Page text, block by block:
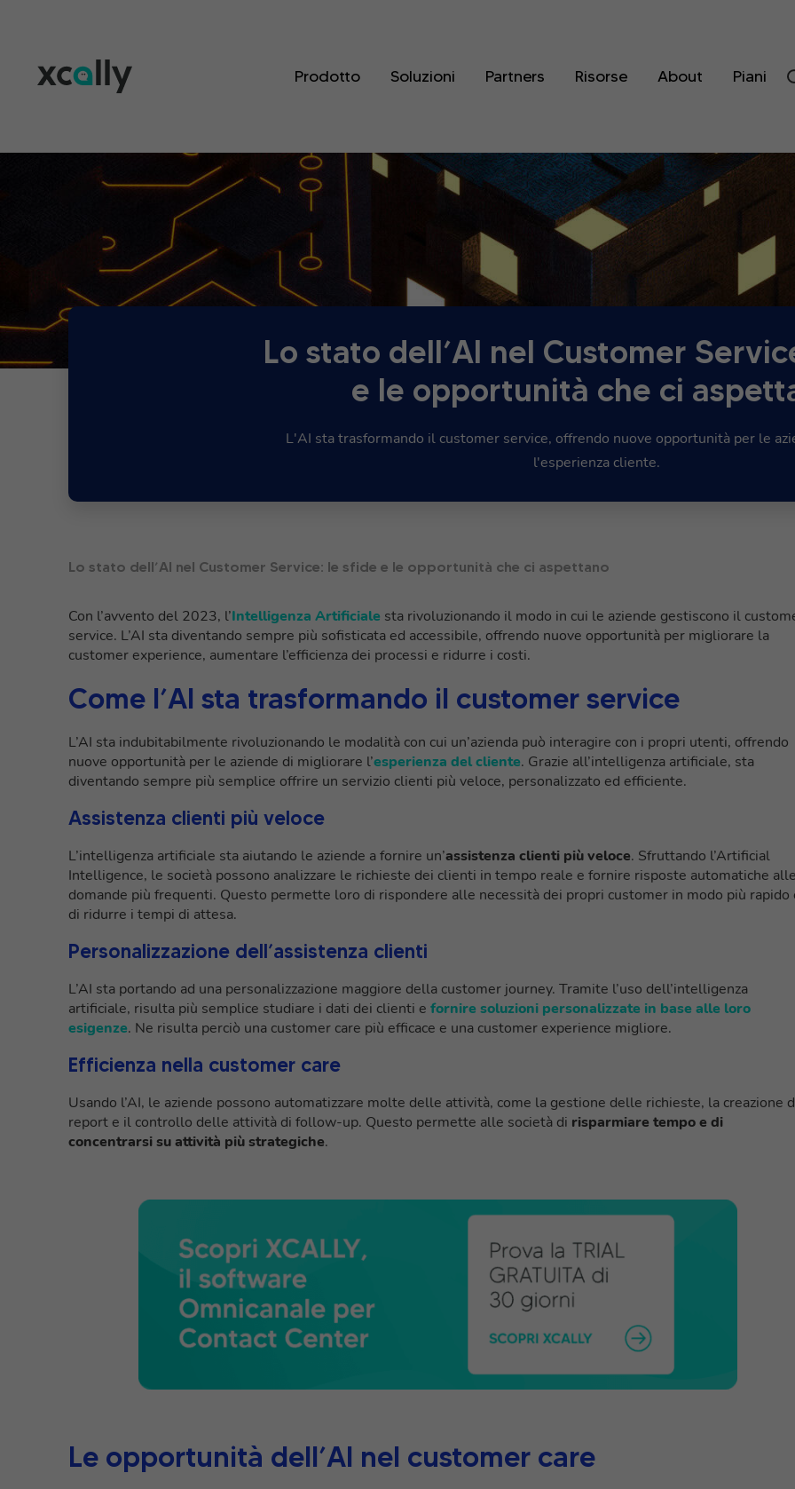
Prodotto Soluzioni Partners Risorse About Piani
Lo stato dell’AI nel Customer
e le opportunità che ci
L'AI sta trasformando il customer service, offrendo nuove opportunità per le
l'esperienza cliente.
Lo stato dell’AI nel Customer Service: le sfide e le opportunità che ci aspettano
Con l’avvento del 2023, l’Intelligenza Artificiale sta rivoluzionando il modo in cui le aziende gestiscono il
service. L’AI sta diventando sempre più sofisticata ed accessibile, offrendo nuove opportunità per migliorare la
customer experience, aumentare l’efficienza dei processi e ridurre i costi.
Come l’AI sta trasformando il customer service
L’AI sta indubitabilmente rivoluzionando le modalità con cui un’azienda può interagire con i propri utenti, offrendo
nuove opportunità per le aziende di migliorare l’esperienza del cliente. Grazie all’intelligenza artificiale, sta
diventando sempre più semplice offrire un servizio clienti più veloce, personalizzato ed efficiente.
Assistenza clienti più veloce
L’intelligenza artificiale sta aiutando le aziende a fornire un’assistenza clienti più veloce. Sfruttando l’Artificial
Intelligence, le società possono analizzare le richieste dei clienti in tempo reale e fornire risposte automatiche
domande più frequenti. Questo permette loro di rispondere alle necessità dei propri customer in modo più rapido
di ridurre i tempi di attesa.
Personalizzazione dell’assistenza clienti
L’AI sta portando ad una personalizzazione maggiore della customer journey. Tramite l’uso dell’intelligenza
artificiale, risulta più semplice studiare i dati dei clienti e fornire soluzioni personalizzate in base alle loro
esigenze. Ne risulta perciò una customer care più efficace e una customer experience migliore.
Efficienza nella customer care
Usando l’AI, le aziende possono automatizzare molte delle attività, come la gestione delle richieste, la creazione
report e il controllo delle attività di follow-up. Questo permette alle società di risparmiare tempo e di
concentrarsi su attività più strategiche.
Le opportunità dell’AI nel customer care